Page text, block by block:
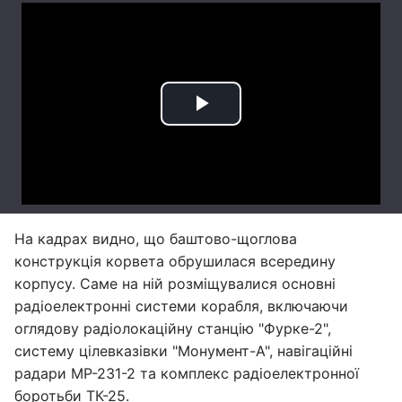
На кадрах видно, що баштово-щоглова
конструкція корвета обрушилася всередину
корпусу. Саме на ній розміщувалися основні
радіоелектронні системи корабля, включаючи
оглядову радіолокаційну станцію "Фурке-2",
систему цілевказівки "Монумент-А", навігаційні
радари МР-231-2 та комплекс радіоелектронної
боротьби ТК-25.